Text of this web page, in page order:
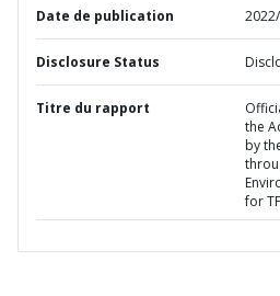
Date de publication
Disclosure Status
Titre du rapport
the
by
for